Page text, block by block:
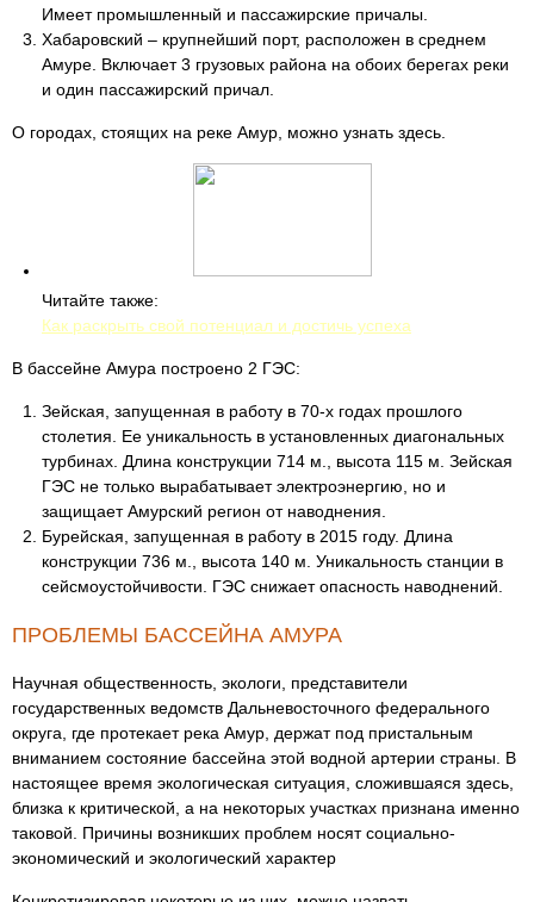
Имеет промышленный и пассажирские причалы.
Хабаровский – крупнейший порт, расположен в среднем
Амуре. Включает 3 грузовых района на обоих берегах реки
и один пассажирский причал.
О городах, стоящих на реке Амур, можно узнать здесь.
Читайте также:
Как раскрыть свой потенциал и достичь успеха
В бассейне Амура построено 2 ГЭС:
Зейская, запущенная в работу в 70-х годах прошлого
столетия. Ее уникальность в установленных диагональных
турбинах. Длина конструкции 714 м., высота 115 м. Зейская
ГЭС не только вырабатывает электроэнергию, но и
защищает Амурский регион от наводнения.
Бурейская, запущенная в работу в 2015 году. Длина
конструкции 736 м., высота 140 м. Уникальность станции в
сейсмоустойчивости. ГЭС снижает опасность наводнений.
ПРОБЛЕМЫ БАССЕЙНА АМУРА
Научная общественность, экологи, представители
государственных ведомств Дальневосточного федерального
округа, где протекает река Амур, держат под пристальным
вниманием состояние бассейна этой водной артерии страны. В
настоящее время экологическая ситуация, сложившаяся здесь,
близка к критической, а на некоторых участках признана именно
таковой. Причины возникших проблем носят социально-
экономический и экологический характер